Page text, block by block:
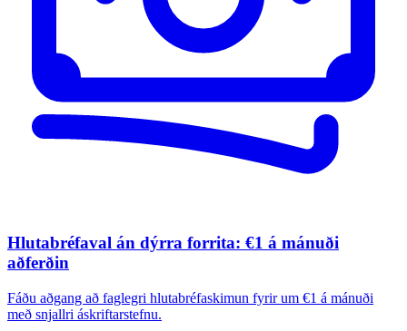
Hlutabréfaval án dýrra forrita: €1 á mánuði
aðferðin
Fáðu aðgang að faglegri hlutabréfaskimun fyrir um €1 á mánuði
með snjallri áskriftarstefnu.